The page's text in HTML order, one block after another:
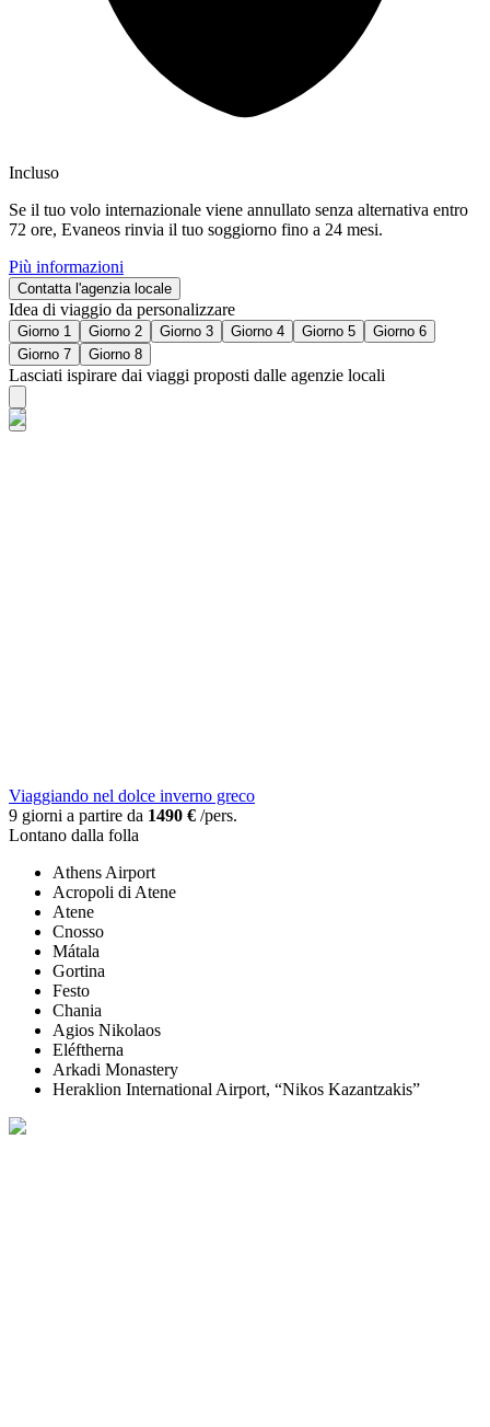
Incluso
Se il tuo volo internazionale viene annullato senza alternativa entro
72 ore, Evaneos rinvia il tuo soggiorno fino a 24 mesi.
Più informazioni
Contatta l'agenzia locale
Idea di viaggio da personalizzare
Giorno 1 Giorno 2 Giorno 3 Giorno 4 Giorno 5
Giorno 6
Giorno 7
Giorno 8
Lasciati ispirare dai viaggi proposti dalle agenzie locali
Viaggiando nel dolce inverno greco
9 giorni a partire da 1490 € /pers.
Lontano dalla folla
Athens Airport
Acropoli di Atene
Atene
Cnosso
Mátala
Gortina
Festo
Chania
Agios Nikolaos
Eléftherna
Arkadi Monastery
Heraklion International Airport, “Nikos Kazantzakis”